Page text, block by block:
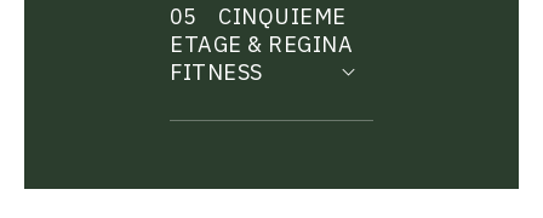
05
CINQUIEME
ETAGE & REGINA
FITNESS